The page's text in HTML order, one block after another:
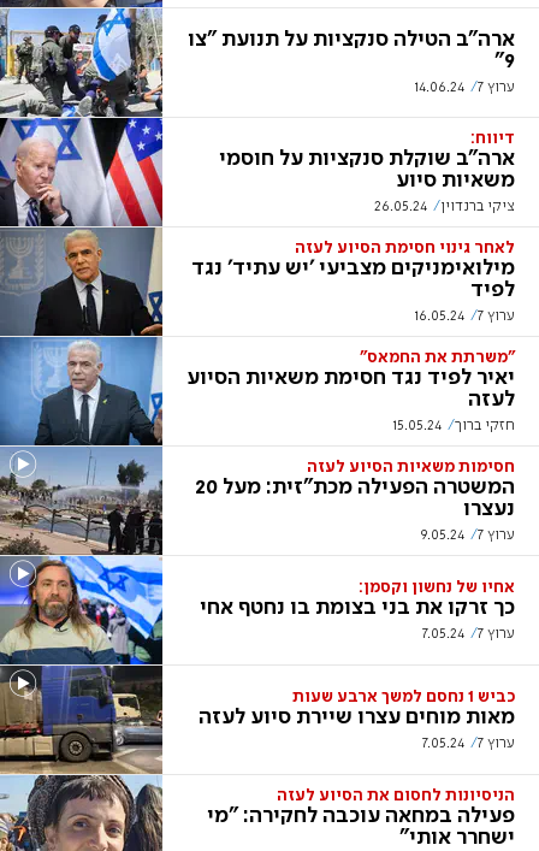
ארה"ב הטילה סנקציות על תנועת "צו
9"
ערוץ 7 14.06.24
דיווח:
ארה"ב שוקלת סנקציות על חוסמי
משאיות סיוע
ציקי ברנדוין 26.05.24
לאחר גינוי חסימת הסיוע לעזה
מילואימניקים מצביעי 'יש עתיד' נגד
לפיד
ערוץ 7 16.05.24
"משרתת את החמאס"
יאיר לפיד נגד חסימת משאיות הסיוע
לעזה
חזקי ברוך 15.05.24
חסימות משאיות הסיוע לעזה
המשטרה הפעילה מכת"זית: מעל 20
נעצרו
ערוץ 7 9.05.24
אחיו של נחשון וקסמן:
כך זרקו את בני בצומת בו נחטף אחי
ערוץ 7 7.05.24
כביש 1 נחסם למשך ארבע שעות
מאות מוחים עצרו שיירת סיוע לעזה
ערוץ 7 7.05.24
הניסיונות לחסום את הסיוע לעזה
פעילה במחאה עוכבה לחקירה: "מי
ישחרר אותי"